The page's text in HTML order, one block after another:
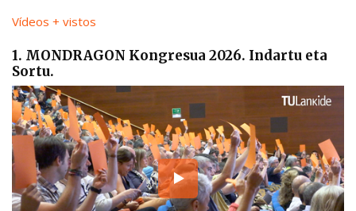
Vídeos + vistos
1. MONDRAGON Kongresua 2026. Indartu eta
Sortu.